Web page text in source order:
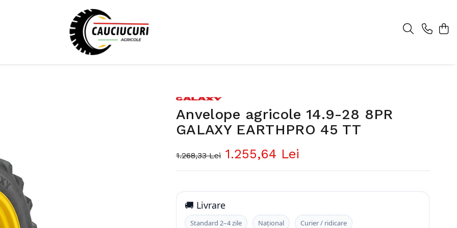
Anvelope agricole 14.9-28 8PR
GALAXY EARTHPRO 45 TT
1.268,33 Lei 1.255,64 Lei
🚚 Livrare
Standard 2–4 zile Național Curier / ridicare